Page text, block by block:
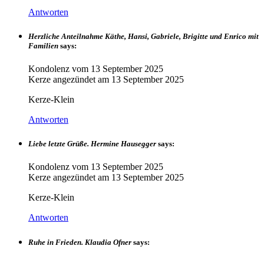
Antworten
Herzliche Anteilnahme Käthe, Hansi, Gabriele, Brigitte und Enrico mit
Familien says:
Kondolenz vom 13 September 2025
Kerze angezündet am 13 September 2025
Kerze-Klein
Antworten
Liebe letzte Grüße. Hermine Hausegger says:
Kondolenz vom 13 September 2025
Kerze angezündet am 13 September 2025
Kerze-Klein
Antworten
Ruhe in Frieden. Klaudia Ofner says: